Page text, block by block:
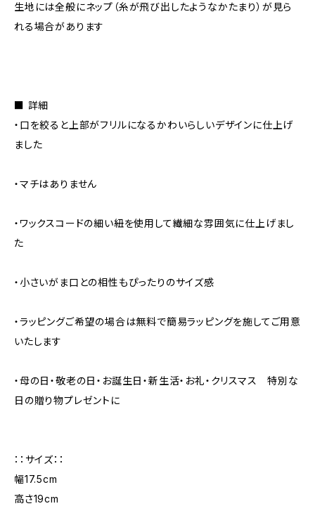
生地には全般にネップ（糸が飛び出したようなかたまり）が見ら
れる場合があります
■ 詳細
・口を絞ると上部がフリルになるかわいらしいデザインに仕上げ
ました
・マチはありません
・ワックスコードの細い紐を使用して繊細な雰囲気に仕上げまし
た
・小さいがま口との相性もぴったりのサイズ感
・ラッピングご希望の場合は無料で簡易ラッピングを施してご用意
いたします
・母の日・敬老の日・お誕生日・新生活・お礼・クリスマス 特別な
日の贈り物プレゼントに
：：サイズ：：
幅17.5cm
高さ19cm